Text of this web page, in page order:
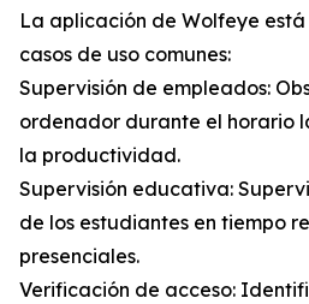
La aplicación de Wolfeye
casos de uso comunes:
Supervisión de empleados:
ordenador durante el horario
la productividad.
Supervisión educativa:
de los estudiantes en tiempo
presenciales.
Verificación de acceso: